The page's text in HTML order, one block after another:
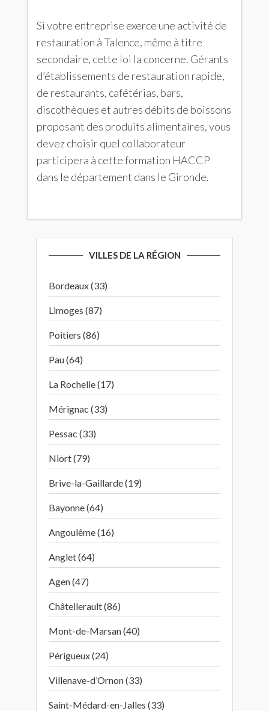
Si votre entreprise exerce une activité de
restauration à Talence, même à titre
secondaire, cette loi la concerne. Gérants
d’établissements de restauration rapide,
de restaurants, cafétérias, bars,
discothèques et autres débits de boissons
proposant des produits alimentaires, vous
devez choisir quel collaborateur
participera à cette formation HACCP
dans le département dans le Gironde.
VILLES DE LA RÉGION
Bordeaux (33)
Limoges (87)
Poitiers (86)
Pau (64)
La Rochelle (17)
Mérignac (33)
Pessac (33)
Niort (79)
Brive-la-Gaillarde (19)
Bayonne (64)
Angoulême (16)
Anglet (64)
Agen (47)
Châtellerault (86)
Mont-de-Marsan (40)
Périgueux (24)
Villenave-d’Ornon (33)
Saint-Médard-en-Jalles (33)